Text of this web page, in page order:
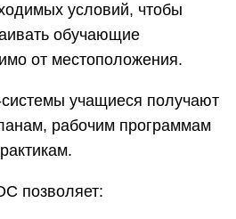
условий, чтобы
обучающие
от местоположения.
учащиеся получают
рабочим программам
позволяет: